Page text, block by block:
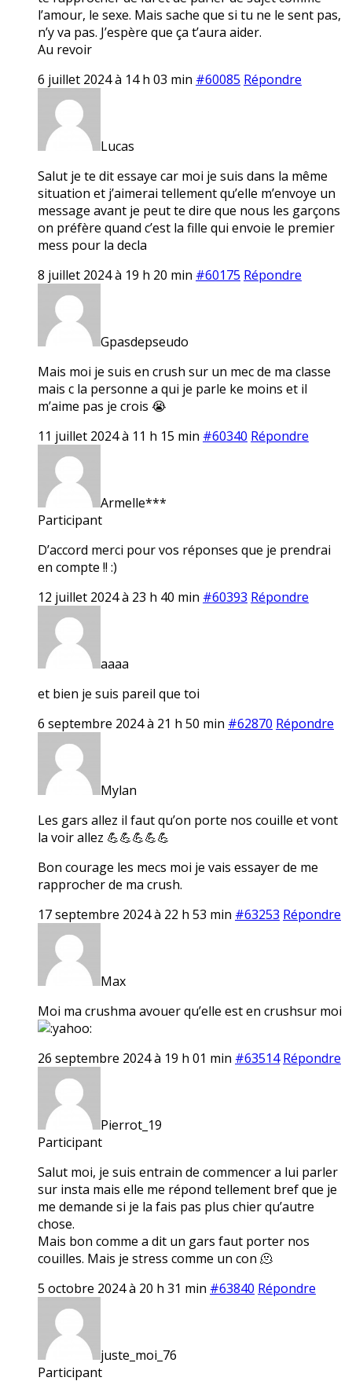
l’amour, le sexe. Mais sache que si tu ne le sent pas,
n’y va pas. J’espère que ça t’aura aider.
Au revoir
6 juillet 2024 à 14 h 03 min #60085 Répondre
Lucas
Salut je te dit essaye car moi je suis dans la même
situation et j’aimerai tellement qu’elle m’envoye un
message avant je peut te dire que nous les garçons
on préfère quand c’est la fille qui envoie le premier
mess pour la decla
8 juillet 2024 à 19 h 20 min #60175 Répondre
Gpasdepseudo
Mais moi je suis en crush sur un mec de ma classe
mais c la personne a qui je parle ke moins et il
m’aime pas je crois 😭
11 juillet 2024 à 11 h 15 min #60340 Répondre
Armelle***
Participant
D’accord merci pour vos réponses que je prendrai
en compte !! :)
12 juillet 2024 à 23 h 40 min #60393 Répondre
aaaa
et bien je suis pareil que toi
6 septembre 2024 à 21 h 50 min #62870 Répondre
Mylan
Les gars allez il faut qu’on porte nos couille et vont
la voir allez 💪💪💪💪💪
Bon courage les mecs moi je vais essayer de me
rapprocher de ma crush.
17 septembre 2024 à 22 h 53 min #63253 Répondre
Max
Moi ma crushma avouer qu’elle est en crushsur moi
26 septembre 2024 à 19 h 01 min #63514 Répondre
Pierrot_19
Participant
Salut moi, je suis entrain de commencer a lui parler
sur insta mais elle me répond tellement bref que je
me demande si je la fais pas plus chier qu’autre
chose.
Mais bon comme a dit un gars faut porter nos
couilles. Mais je stress comme un con 🫠
5 octobre 2024 à 20 h 31 min #63840 Répondre
juste_moi_76
Participant